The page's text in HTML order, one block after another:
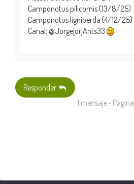
Camponotus pilicornis (13/8/25)
Camponotus ligniperda (4/12/25)
Canal: @JorgejorjAnts33
Responder
1 mensaje • Página